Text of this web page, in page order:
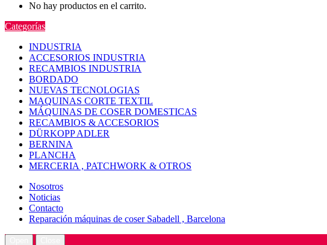
No hay productos en el carrito.
Categorías
INDUSTRIA
ACCESORIOS INDUSTRIA
RECAMBIOS INDUSTRIA
BORDADO
NUEVAS TECNOLOGIAS
MAQUINAS CORTE TEXTIL
MÁQUINAS DE COSER DOMESTICAS
RECAMBIOS & ACCESORIOS
DÜRKOPP ADLER
BERNINA
PLANCHA
MERCERIA , PATCHWORK & OTROS
Nosotros
Noticias
Contacto
Reparación máquinas de coser Sabadell , Barcelona